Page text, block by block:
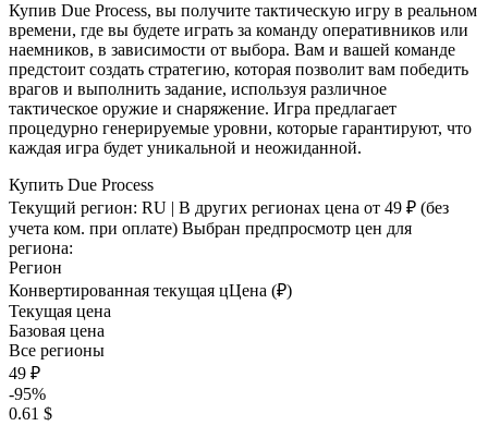
Купив Due Process, вы получите тактическую игру в реальном
времени, где вы будете играть за команду оперативников или
наемников, в зависимости от выбора. Вам и вашей команде
предстоит создать стратегию, которая позволит вам победить
врагов и выполнить задание, используя различное
тактическое оружие и снаряжение. Игра предлагает
процедурно генерируемые уровни, которые гарантируют, что
каждая игра будет уникальной и неожиданной.
Купить Due Process
Текущий регион: RU | В других регионах цена от 49 ₽ (без
учета ком. при оплате) Выбран предпросмотр цен для
региона:
Регион
Конвертированная текущая цЦена (₽)
Текущая цена
Базовая цена
Все регионы
49 ₽
-95%
0.61 $